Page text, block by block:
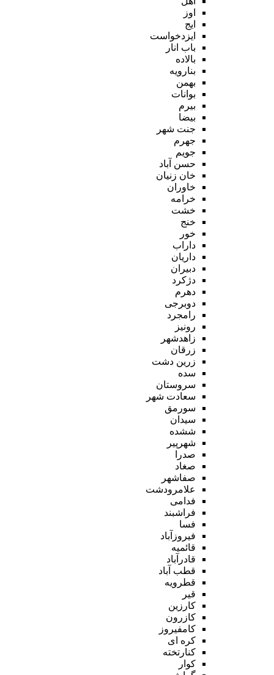
اوز
ایج
ایزدخواست
باب انار
بالاده
بنارویه
بهمن
بوانات
بیرم
بیضا
جنت شهر
جهرم
جویم
حسن آباد
خان زنیان
خاوران
خرامه
خشت
خنج
خور
داراب
داریان
دبیران
دژکرد
دهرم
دوبرجی
رامجرد
رونیز
زاهدشهر
زرقان
زرین دشت
سده
سروستان
سعادت شهر
سورمق
سیدان
ششده
شهرپیر
صدرا
صغاد
صفاشهر
علامرودشت
فدامی
فراشبند
فسا
فیروزآباد
قائمیه
قادرآباد
قطب آباد
قطرویه
قیر
کارزین
کازرون
کامفیروز
کره ای
کنارتخته
کوار